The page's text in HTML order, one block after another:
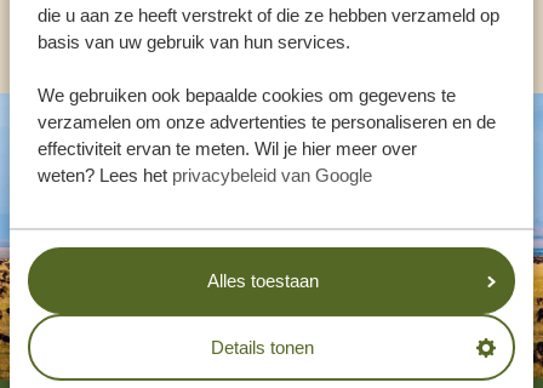
die u aan ze heeft verstrekt of die ze hebben verzameld op
basis van uw gebruik van hun services.
We gebruiken ook bepaalde cookies om gegevens te
verzamelen om onze advertenties te personaliseren en de
effectiviteit ervan te meten. Wil je hier meer over
weten? Lees het privacybeleid van Google
Alles toestaan
Details tonen
ANDERE LANDEN